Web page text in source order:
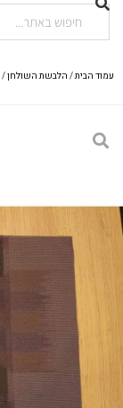
עמוד הבית/ הלבשת השולחן/